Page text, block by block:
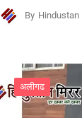
By Hindustan
अलीगढ